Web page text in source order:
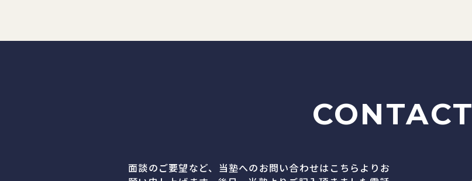
CONTACT
面談のご要望など、当塾へのお問い合わせはこちらよりお